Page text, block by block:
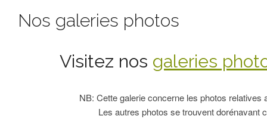
Nos galeries photos
Visitez nos galeries
NB: Cette galerie concerne les photos relatives
Les autres photos se trouvent dorénavant